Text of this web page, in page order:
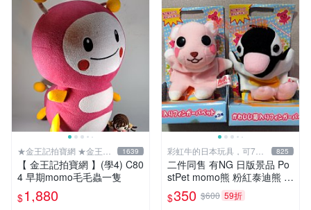
★金王記拍寶網 ★金王記
拍寶趣
1639
【 金王記拍寶網 】(學4) C80
4 早期momo毛毛蟲一隻
$1,880
彩虹牛的日本玩具，可7取
付
825
二件同售 有NG 日版景品 Po
stPet momo熊 粉紅泰迪熊 妹
妹 comomo 企鵝 娃娃 布偶
手指頭 娃娃
$350 $600 59折